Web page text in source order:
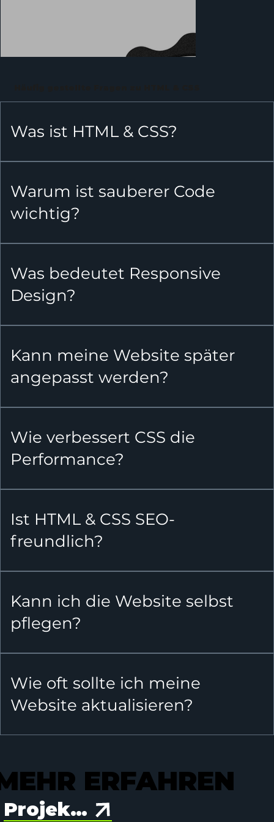
Was ist HTML & CSS?
Warum ist sauberer Code
wichtig?
Was bedeutet Responsive
Design?
Kann meine Website später
angepasst werden?
Wie verbessert CSS die
Performance?
Ist HTML & CSS SEO-
freundlich?
Kann ich die Website selbst
pflegen?
Wie oft sollte ich meine
Website aktualisieren?
ERFAHREN
ERFAHREN
Projekte